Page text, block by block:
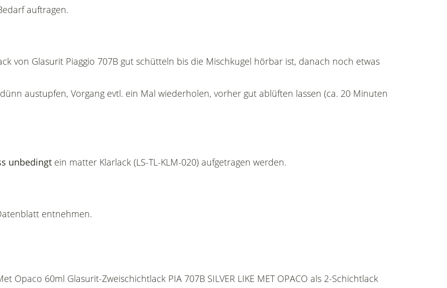
auftragen.
von Glasurit Piaggio 707B gut schütteln bis die Mischkugel hörbar ist, danach noch etwas
austupfen, Vorgang evtl. ein Mal wiederholen, vorher gut ablüften lassen (ca. 20 Minuten
unbedingt ein matter Klarlack (LS-TL-KLM-020) aufgetragen werden.
entnehmen.
Opaco 60ml Glasurit-Zweischichtlack PIA 707B SILVER LIKE MET OPACO als 2-Schichtlack